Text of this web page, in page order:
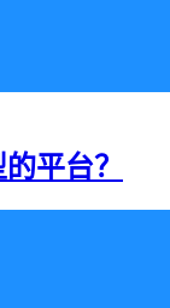
平台？